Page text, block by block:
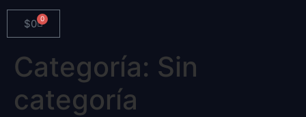
$0 0
Categoría: Sin
categoría